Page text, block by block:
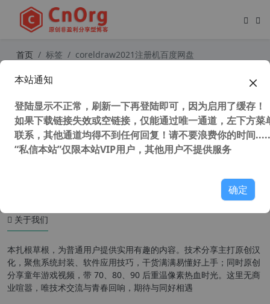
首页 标签 coreldraw2021注册机百度网盘
hs tisn05 终结版
关于我们
本扎根草根，为普通用户提供实用有趣的内容。技术分享主打原创汉
化，聚焦系统封装、软件应用技巧，干货满满易懂好上手；同时原创
分享童年游戏视频，带 70、80、90 后重温像素热血时光。这里无商
业喧嚣，唯技术交流与青春回响，期待与同好相遇
本站通知
登陆显示不正常，刷新一下再登陆即可，因为启用了缓存！
如果下载链接失效或空链接，仅能通过唯一通道，左下方菜
联系，其他通道均得不到任何回复！请不要浪费你的时间
“私信本站”仅限本站VIP用户，其他用户不提供服务
确定